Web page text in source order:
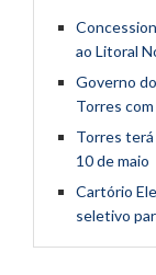
ao Litoral
Governo
Torres
Torres terá
10 de maio
Cartório
seletivo